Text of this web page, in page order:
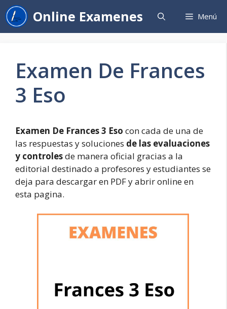
Saltar
al
contenido
Online Examenes Menú
Examen De Frances
3 Eso
Examen De Frances 3 Eso con cada de una de
las respuestas y soluciones de las evaluaciones
y controlesde manera oficial gracias a la
editorial destinado a profesores y estudiantes se
deja para descargar en PDF y abrir online en
esta pagina.